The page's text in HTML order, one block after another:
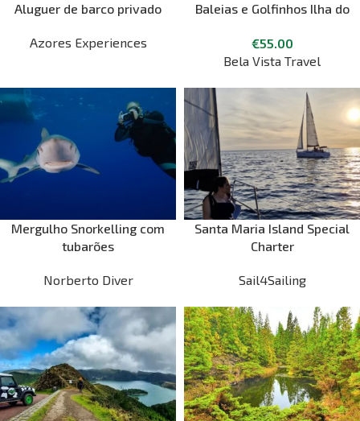
Aluguer de barco privado
Azores Experiences
Baleias e Golfinhos Ilha do
€55.00
Bela Vista Travel
Mergulho Snorkelling com
tubarões
Norberto Diver
Santa Maria Island Special
Charter
Sail4Sailing